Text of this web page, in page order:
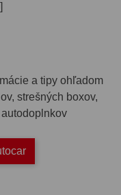
a tipy ohľadom
strešných boxov,